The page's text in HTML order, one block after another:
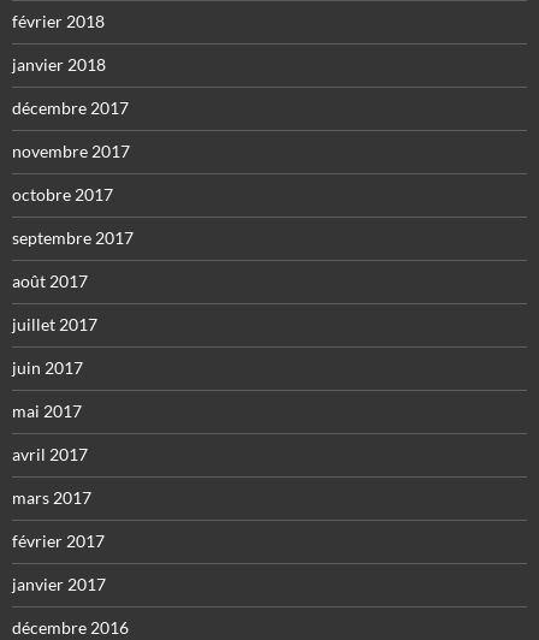
février 2018
janvier 2018
décembre 2017
novembre 2017
octobre 2017
septembre 2017
août 2017
juillet 2017
juin 2017
mai 2017
avril 2017
mars 2017
février 2017
janvier 2017
décembre 2016